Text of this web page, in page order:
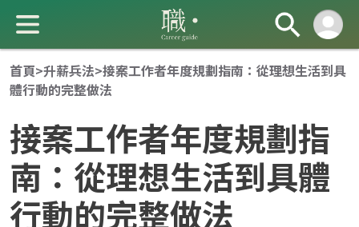
首頁>升薪兵法>接案工作者年度規劃指南：從理想生活到具
體行動的完整做法
接案工作者年度規劃指
南：從理想生活到具體
行動的完整做法